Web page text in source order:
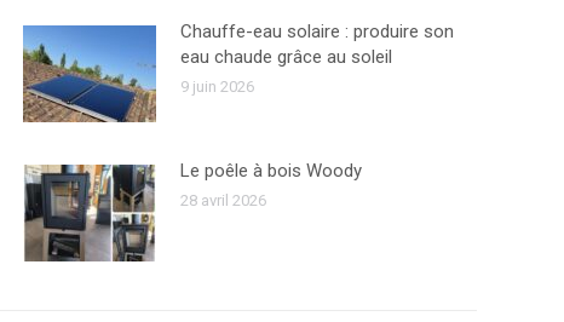
Chauffe-eau solaire : produire son
eau chaude grâce au soleil
9 juin 2026
Le poêle à bois Woody
28 avril 2026